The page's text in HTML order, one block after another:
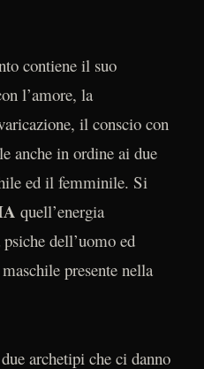
contiene il suo
l’amore, la
il conscio con
anche in ordine ai due
ed il femminile. Si
quell’energia
dell’uomo ed
presente nella
archetipi che ci danno